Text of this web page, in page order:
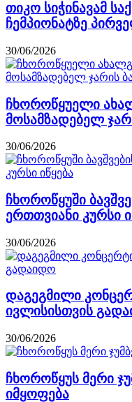
თიკო სიჭინავამ
ჩემპიონატზე
30/06/2026
ჩხოროწყუელი
მოსამზადებელ
30/06/2026
ჩხოროწყუში
ერთთვიანი კურსი
30/06/2026
დაგეგმილი
ივლისისთვის
30/06/2026
ჩხოროწყუს მერი
იმყოფება